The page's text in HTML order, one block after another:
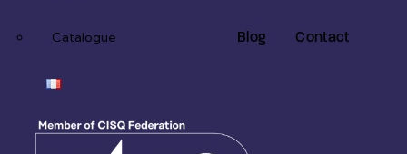
Catalogue Blog Contact